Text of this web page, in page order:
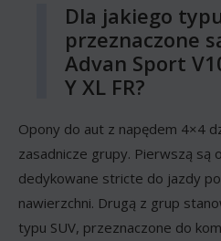
Dla jakiego
przeznaczone
Advan Sport
Y XL FR?
Opony do aut z napędem 4×4
zasadnicze grupy. Pierwszą są
dedykowane stricte do jazdy
nawierzchni. Drugą z grup
typu SUV, przeznaczone do